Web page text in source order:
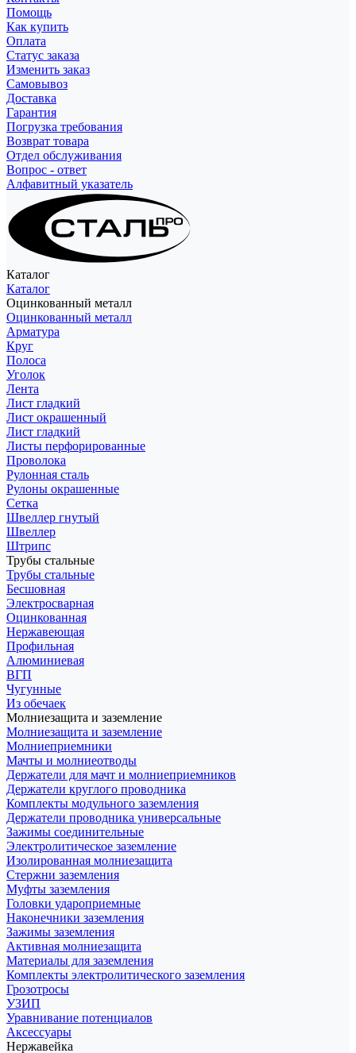
Помощь
Как купить
Оплата
Статус заказа
Изменить заказ
Самовывоз
Доставка
Гарантия
Погрузка требования
Возврат товара
Отдел обслуживания
Вопрос - ответ
Алфавитный указатель
Каталог
Каталог
Оцинкованный металл
Оцинкованный металл
Арматура
Круг
Полоса
Уголок
Лента
Лист гладкий
Лист окрашенный
Лист гладкий
Листы перфорированные
Проволока
Рулонная сталь
Рулоны окрашенные
Сетка
Швеллер гнутый
Швеллер
Штрипс
Трубы стальные
Трубы стальные
Бесшовная
Электросварная
Оцинкованная
Нержавеющая
Профильная
Алюминиевая
ВГП
Чугунные
Из обечаек
Молниезащита и заземление
Молниезащита и заземление
Молниеприемники
Мачты и молниеотводы
Держатели для мачт и молниеприемников
Держатели круглого проводника
Комплекты модульного заземления
Держатели проводника универсальные
Зажимы соединительные
Электролитическое заземление
Изолированная молниезащита
Стержни заземления
Муфты заземления
Головки удароприемные
Наконечники заземления
Зажимы заземления
Активная молниезащита
Материалы для заземления
Комплекты электролитического заземления
Грозотросы
УЗИП
Уравнивание потенциалов
Аксессуары
Нержавейка